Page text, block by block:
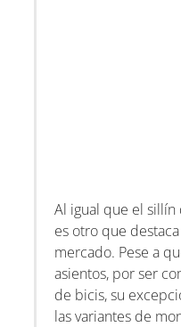
Al igual que el
es otro que
mercado. Pese a
asientos, por ser
de bicis, su
las variantes de